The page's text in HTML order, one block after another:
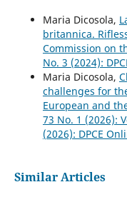
Maria Dicosola,
britannica.
Commission on
No. 3 (2024):
Maria Dicosola,
challenges for
European and
73 No. 1 (2026):
(2026): DPCE
Similar Articles